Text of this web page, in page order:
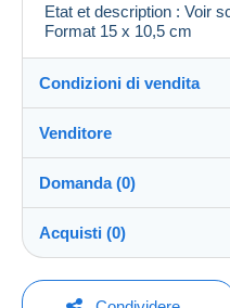
Etat et description : Voir
Format 15 x 10,5 cm
Condizioni di vendita
Spedizione dopo il
Spese
Venditore
regislmx100%
PRO
Domanda (0)
Per inviare una
Acquisti (0)